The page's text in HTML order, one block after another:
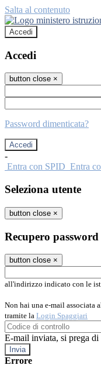
Salta al contenuto
Accedi
Accedi
button close ×
Password dimenticata?
-
Entra con SPID Entra
Seleziona utente
button close ×
Recupero password
button close ×
all'indirizzo indicato con le
Non hai una e-mail associata
tramite la Login Spaggiari
E-mail inviata, si prega di
Errore